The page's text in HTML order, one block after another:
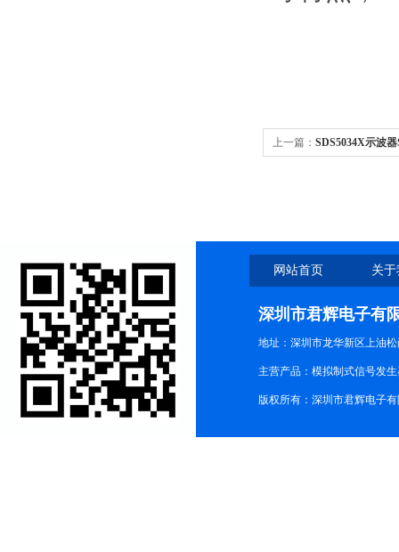
上一篇： SDS5034X示波
网站首页 关
深圳市君辉电子有
地址：深圳市龙华新区上油松
主营产品：模拟制式信号发
版权所有：深圳市君辉电子